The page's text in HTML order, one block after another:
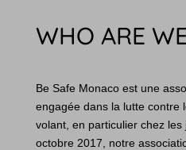
WHO ARE
Be Safe Monaco est une
engagée dans la lutte contre
volant, en particulier chez
octobre 2017, notre